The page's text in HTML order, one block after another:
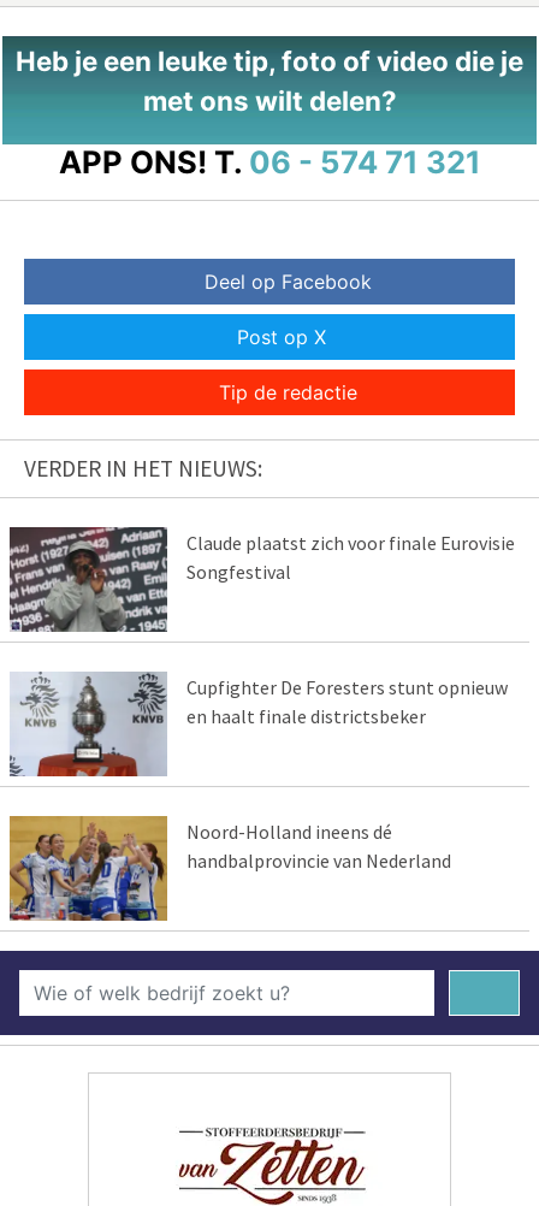
Heb je een leuke tip, foto of video die je
met ons wilt delen?
APP ONS! T. 06 - 574 71 321
Deel op Facebook
Post op X
Tip de redactie
VERDER IN HET NIEUWS:
Claude plaatst zich voor finale Eurovisie
Songfestival
Cupfighter De Foresters stunt opnieuw
en haalt finale districtsbeker
Noord-Holland ineens dé
handbalprovincie van Nederland